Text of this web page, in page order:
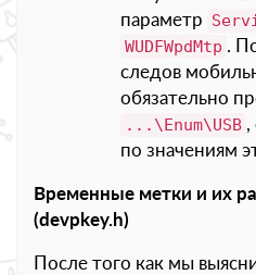
параметр
WUDFWpdMtp .
следов
обязательно
...\Enum\USB ,
по значениям
Временные метки и их
(devpkey.h)
После того как мы